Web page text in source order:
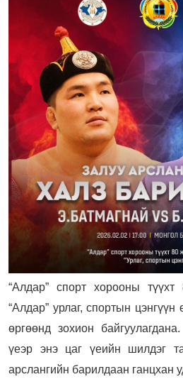
“Алдар” спорт хорооны
“Алдар” урлаг, спортын
өргөөнд зохион
үеэр энэ цаг үеийн шилдэг
арслангийн барилдаан ганцхан